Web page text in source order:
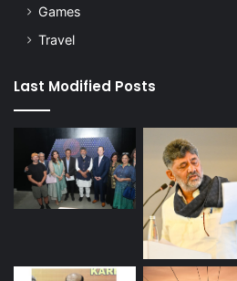
Games
Travel
Last Modified Posts